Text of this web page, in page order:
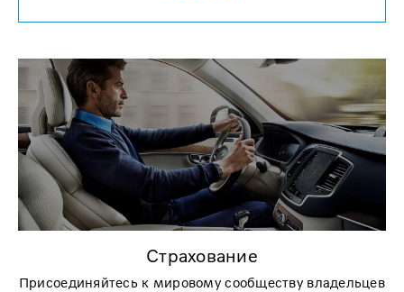
Страхование
Присоединяйтесь к мировому сообществу владельцев